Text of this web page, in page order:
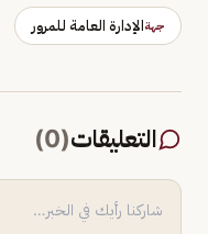
جهةالإدارة العامة للمرور
التعليقات(
0
)